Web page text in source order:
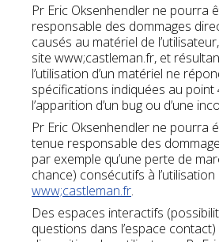
Pr Eric Oksenhendler ne pourra
responsable des dommages
causés au matériel de
site www;castleman.fr, et
l’utilisation d’un matériel ne
spécifications indiquées au point
l’apparition d’un bug ou d’une
Pr Eric Oksenhendler ne pourra
tenue responsable des
par exemple qu’une perte de
chance) consécutifs à l’utilisation
www;castleman.fr.
Des espaces interactifs
questions dans l’espace